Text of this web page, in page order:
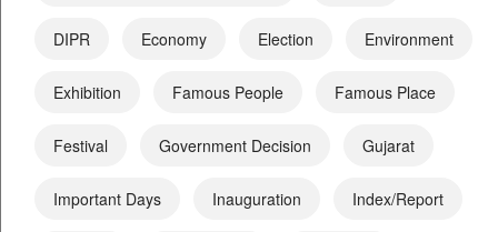
DIPR Economy Election Environment
Exhibition Famous People Famous Place
Festival Government Decision Gujarat
Important Days Inauguration Index/Report